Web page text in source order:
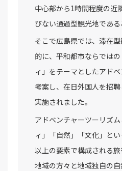
中心部から1時間程度の近
びない通過型観光地である
そこで広島県では、滞在
的に、平和都市ならでは
ィ」をテーマとしたアド
考案し、在日外国人を招
実施されました。
アドベンチャーツーリズ
ィ」「自然」「文化」と
以上の要素で構成される
地域の方々と地域独自の